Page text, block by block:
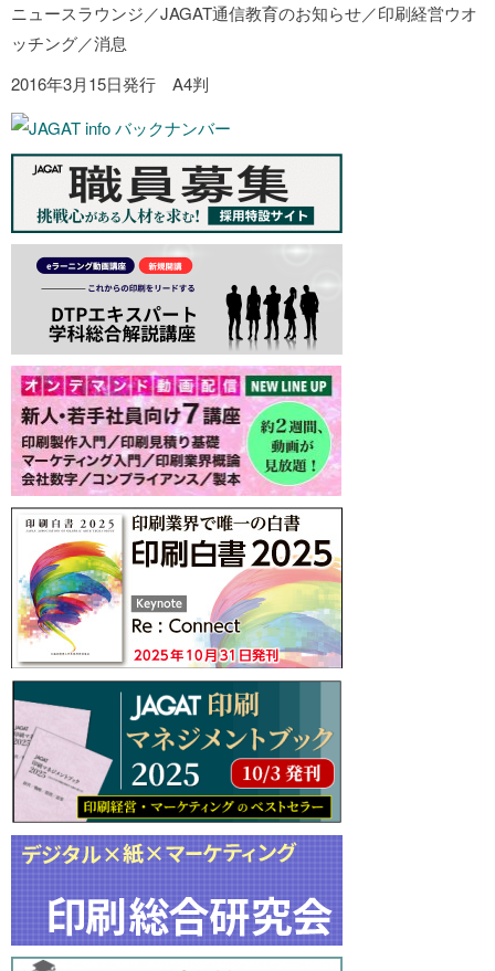
ニュースラウンジ／JAGAT通信教育のお知らせ／印刷経営ウオ
ッチング／消息
2016年3月15日発行 A4判